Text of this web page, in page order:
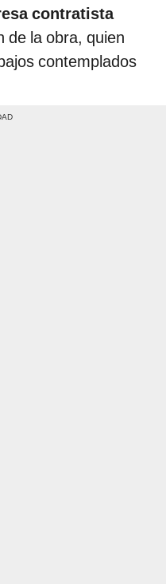
contratista
de la obra, quien
contemplados